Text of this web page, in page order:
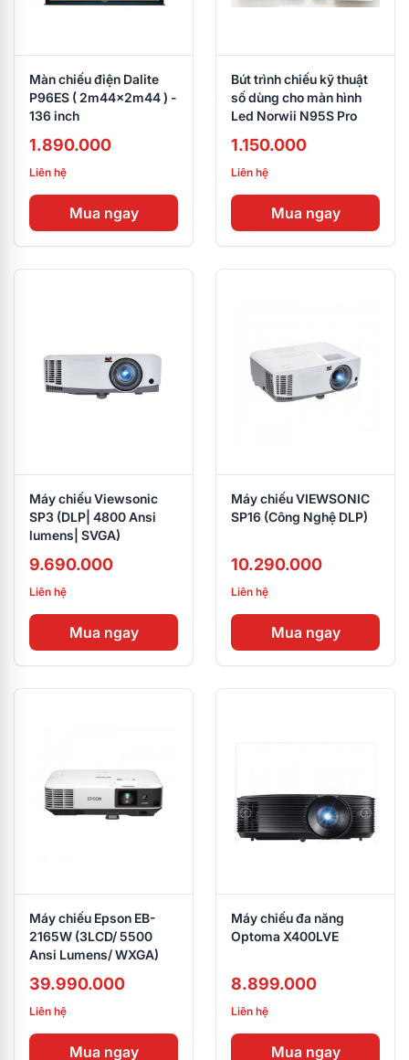
Màn chiếu điện Dalite
P96ES ( 2m44x2m44 ) -
136 inch
1.890.000
Liên hệ
Mua ngay
Bút trình chiếu kỹ thuật
số dùng cho màn hình
Led Norwii N95S Pro
1.150.000
Liên hệ
Mua ngay
Máy chiếu Viewsonic
SP3 (DLP| 4800 Ansi
lumens| SVGA)
9.690.000
Liên hệ
Mua ngay
Máy chiếu VIEWSONIC
SP16 (Công Nghệ DLP)
10.290.000
Liên hệ
Mua ngay
Máy chiếu Epson EB-
2165W (3LCD/ 5500
Ansi Lumens/ WXGA)
39.990.000
Liên hệ
Mua ngay
Máy chiếu đa năng
Optoma X400LVE
8.899.000
Liên hệ
Mua ngay